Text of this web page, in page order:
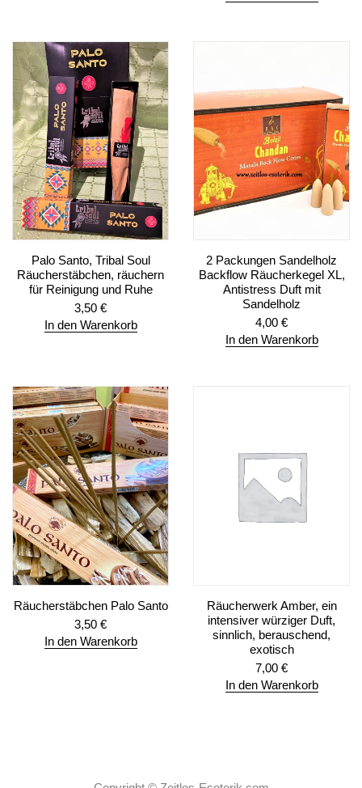
Palo Santo, Tribal Soul
Räucherstäbchen, räuchern
für Reinigung und Ruhe
3,50 €
In den Warenkorb
2 Packungen Sandelholz
Backflow Räucherkegel XL,
Antistress Duft mit
Sandelholz
4,00 €
In den Warenkorb
Räucherstäbchen Palo Santo
3,50 €
In den Warenkorb
Räucherwerk Amber, ein
intensiver würziger Duft,
sinnlich, berauschend,
exotisch
7,00 €
In den Warenkorb